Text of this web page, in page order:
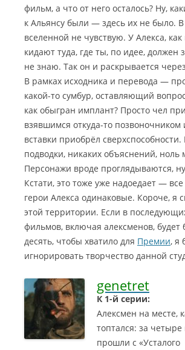
фильм, а что от него осталось? Ну,
к Альянсу были — здесь их не было. В
вселенной не чувствую. У Алекса, как
кидают туда, где ты, по идее, должен
не знаю. Так он и раскрывается
В рамках исходника и перевода —
какой-то сумбур, оставляющий
как обыгран имплант? Просто чел
взявшимся откуда-то позвоночником
вставки приобрёл сверхспособности.
подводки, никаких объяснений, ноль
Персонажи вроде проглядываются,
Кстати, это тоже уже надоедает —
герои Алекса одинаковые. Короче, я
этой территории. Если в
фильмов, включая алексменов, будет
десять, чтобы хватило для Премии, я
игнорировать творчество данной
genetret
К 1-й серии:
Алексмен на месте,
топтался: за четыре
прошли с «Усталого